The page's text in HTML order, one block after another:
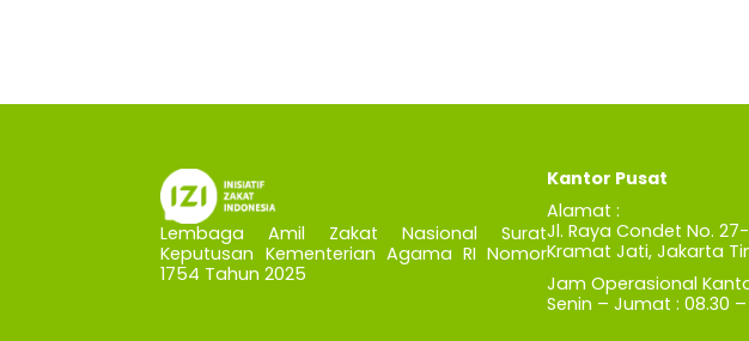
Lembaga Amil Zakat Nasional Surat
Keputusan Kementerian Agama RI Nomor
1754 Tahun 2025
Kantor Pusat
Alamat :
Jl. Raya Condet No.
Kramat Jati, Jakarta
Jam Operasional
Senin – Jumat : 08.30 –